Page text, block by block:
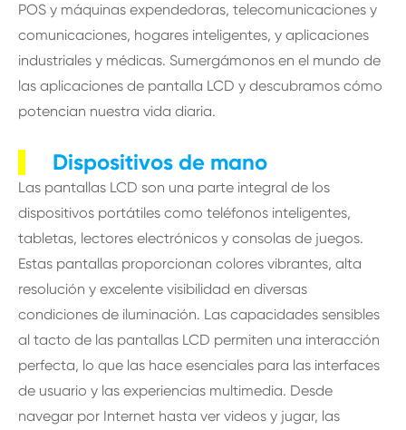
POS y máquinas expendedoras, telecomunicaciones y
comunicaciones, hogares inteligentes, y aplicaciones
industriales y médicas. Sumergámonos en el mundo de
las aplicaciones de pantalla LCD y descubramos cómo
potencian nuestra vida diaria.
Dispositivos de mano
Las pantallas LCD son una parte integral de los
dispositivos portátiles como teléfonos inteligentes,
tabletas, lectores electrónicos y consolas de juegos.
Estas pantallas proporcionan colores vibrantes, alta
resolución y excelente visibilidad en diversas
condiciones de iluminación. Las capacidades sensibles
al tacto de las pantallas LCD permiten una interacción
perfecta, lo que las hace esenciales para las interfaces
de usuario y las experiencias multimedia. Desde
navegar por Internet hasta ver videos y jugar, las